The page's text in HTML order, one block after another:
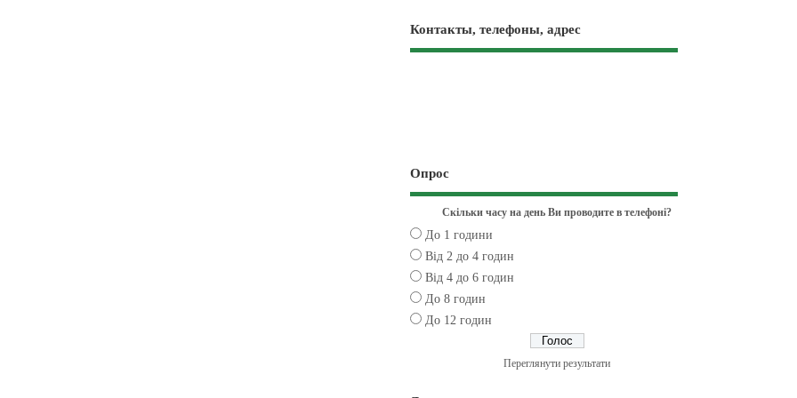
Контакты, телефоны, адрес
Опрос
Скільки часу на день Ви проводите в телефоні?
До 1 години
Від 2 до 4 годин
Від 4 до 6 годин
До 8 годин
До 12 годин
Переглянути результати